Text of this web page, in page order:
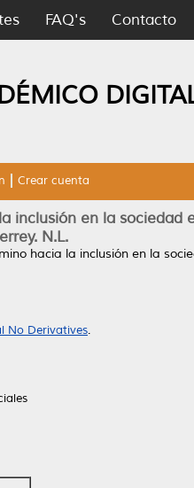
FAQ's Contacto
Crear cuenta
inclusión en la
N.L.
hacia la inclusión en la
No Derivatives.